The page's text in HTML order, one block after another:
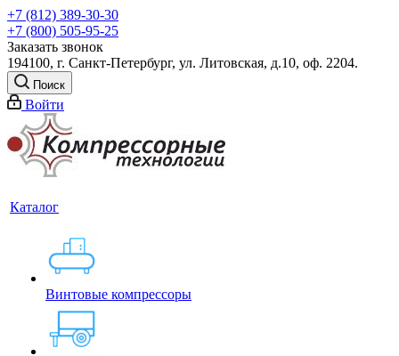
+7 (812) 389-30-30
+7 (800) 505-95-25
Заказать звонок
194100, г. Санкт-Петербург, ул. Литовская, д.10, оф. 2204.
Поиск
Войти
Каталог
Винтовые компрессоры